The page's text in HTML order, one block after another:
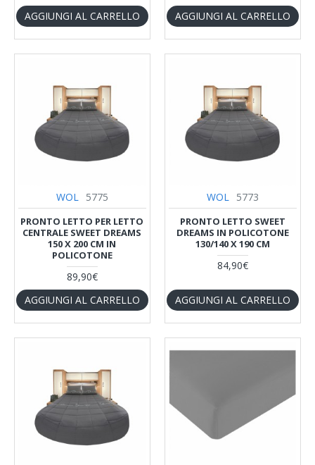
AGGIUNGI AL CARRELLO
AGGIUNGI AL CARRELLO
WOL 5775
PRONTO LETTO PER LETTO
CENTRALE SWEET DREAMS
150 X 200 CM IN
POLICOTONE
89,90€
AGGIUNGI AL CARRELLO
WOL 5773
PRONTO LETTO SWEET
DREAMS IN POLICOTONE
130/140 X 190 CM
84,90€
AGGIUNGI AL CARRELLO